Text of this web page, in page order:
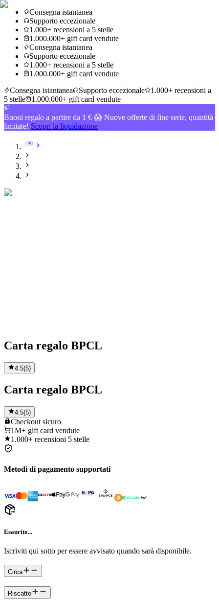
Consegna istantanea
Supporto eccezionale
1.000+ recensioni a 5 stelle
1.000.000+ gift card vendute
Consegna istantanea
Supporto eccezionale
1.000+ recensioni a 5 stelle
1.000.000+ gift card vendute
Consegna istantanea
Supporto eccezionale
1.000+ recensioni a
5 stelle
1.000.000+ gift card vendute
Buoni regalo a partire da 1 € 😱 Nuove offerte di fine serie, quantità
limitate! Scopri la liquidazione
Carta regalo BPCL
4.5(5)
Carta regalo BPCL
4.5(5)
Checkout sicuro
1M+ gift card vendute
1.000+ recensioni 5 stelle
Metodi di pagamento supportati
Esaurito...
Iscriviti qui sotto per essere avvisato quando sarà disponibile.
Circa
Riscatto